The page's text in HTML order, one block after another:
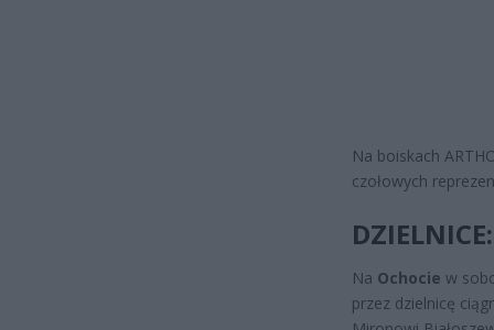
Na boiskach
czołowych
Na Ochocie w
przez dzielnicę